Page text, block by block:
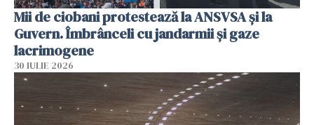
Mii de ciobani protestează la ANSVSA și la
Guvern. Îmbrânceli cu jandarmii și gaze
lacrimogene
30 IULIE 2026